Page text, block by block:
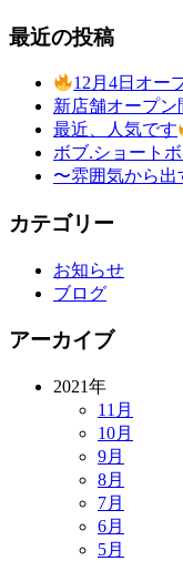
最近の投稿
12月4日オー
新店舗オープン
最近、人気です
ボブ.ショート
〜雰囲気から
カテゴリー
お知らせ
ブログ
アーカイブ
2021年
11月
10月
9月
8月
7月
6月
5月